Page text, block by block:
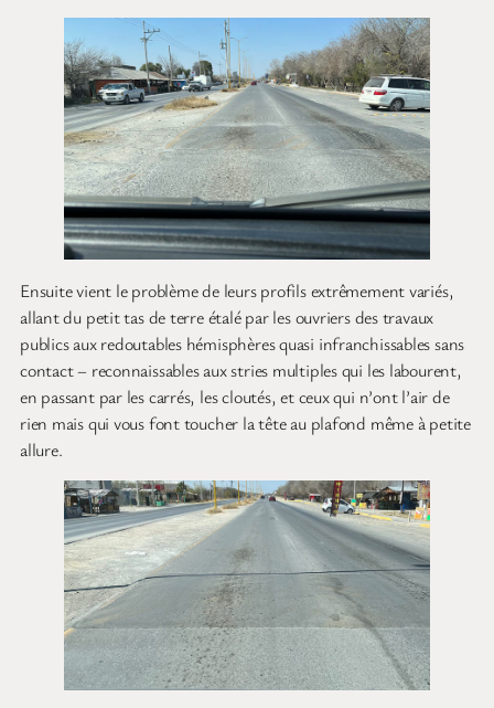
Ensuite vient le problème de leurs profils extrêmement variés,
allant du petit tas de terre étalé par les ouvriers des travaux
publics aux redoutables hémisphères quasi infranchissables sans
contact – reconnaissables aux stries multiples qui les labourent,
en passant par les carrés, les cloutés, et ceux qui n’ont l’air de
rien mais qui vous font toucher la tête au plafond même à petite
allure.